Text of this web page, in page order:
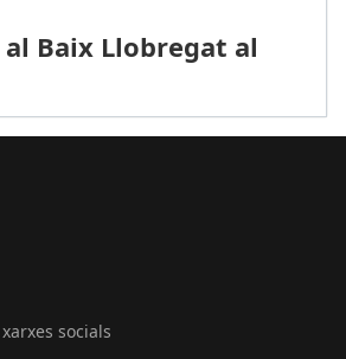
Baix Llobregat al
socials